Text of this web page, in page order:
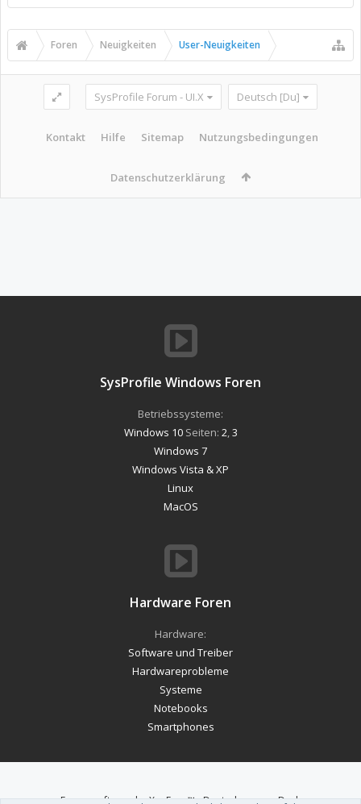
Foren Neuigkeiten User-Neuigkeiten
SysProfile Forum - UI.X Deutsch [Du]
Kontakt Hilfe Sitemap Nutzungsbedingungen
Datenschutzerklärung
SysProfile Windows Foren
Betriebssysteme:
Windows 10Seiten: 2 3
Windows 7
Windows Vista & XP
Linux
MacOS
Hardware Foren
Hardware:
Software und Treiber
Hardwareprobleme
Systeme
Notebooks
Smartphones
Forum software by XenForo™-Deutsch von xenDach